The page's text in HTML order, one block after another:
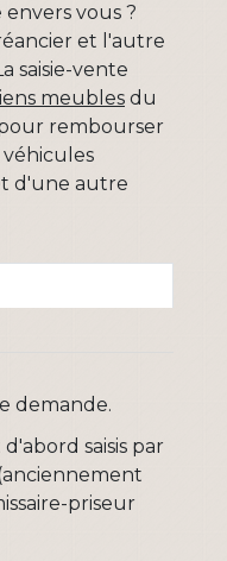
vous ?
et l'autre
saisie-vente
meubles du
rembourser
véhicules
d'une autre
demande.
saisis par
priseur